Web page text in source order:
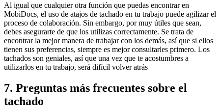
Al igual que cualquier otra función que puedas encontrar en
MobiDocs, el uso de atajos de tachado en tu trabajo puede agilizar el
proceso de colaboración. Sin embargo, por muy útiles que sean,
debes asegurarte de que los utilizas correctamente. Se trata de
encontrar la mejor manera de trabajar con los demás, así que si ellos
tienen sus preferencias, siempre es mejor consultarles primero. Los
tachados son geniales, así que una vez que te acostumbres a
utilizarlos en tu trabajo, será difícil volver atrás
7. Preguntas más frecuentes sobre el
tachado